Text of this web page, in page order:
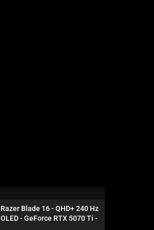
Razer Blade 16 - QHD+ 240 Hz
OLED - GeForce RTX 5070 Ti -